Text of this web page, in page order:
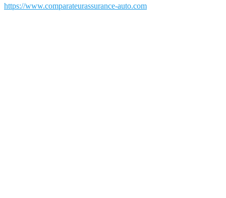
https://www.comparateurassurance-auto.com